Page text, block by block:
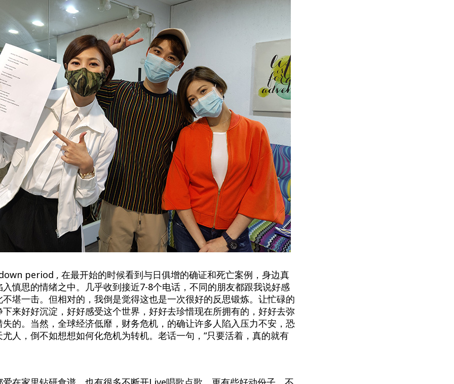
period , 在最开始的时候看到与日俱增的确证和死亡案例，身边真
慎思的情绪之中。几乎收到接近7-8个电话，不同的朋友都跟我说好感
堪一击。但相对的，我倒是觉得这也是一次很好的反思锻炼。让忙碌的
来好好沉淀，好好感受这个世界，好好去珍惜现在所拥有的，好好去弥
的。当然，全球经济低靡，财务危机，的确让许多人陷入压力不安，恐
人，倒不如想想如何化危机为转机。老话一句，“只要活着，真的就有